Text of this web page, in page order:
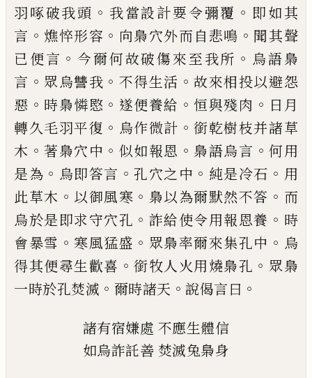
羽啄破我頭 。 我當設計要令彌覆 。 即如其
言 。 燋悴形容 。 向梟穴外而自悲鳴 。 聞其聲
已便言 。 今爾何故破傷來至我所 。 烏語梟
言 。 眾烏讐我 。 不得生活 。故來相投以避怨
惡 。 時梟憐愍 。 遂便養給 。 恒與殘肉 。 日月
轉久毛羽平復 。 烏作微計 。銜乾樹枝并諸草
木 。著梟穴中 。 似如報恩 。 梟語烏言 。何用
是為 。 烏即答言 。 孔穴之中 。 純是冷石 。 用
此草木 。 以御風寒 。 梟以為爾默然不答 。 而
烏於是即求守穴孔 。 詐給使令用報恩養 。 時
會暴雪 。 寒風猛盛 。 眾梟率爾來集孔中 。 烏
得其便尋生歡喜 。銜牧人火用燒梟孔 。 眾梟
一時於孔焚滅 。 爾時諸天 。 說偈言曰 。
諸有宿嫌處 不應生體信
如烏詐託善 焚滅兔梟身